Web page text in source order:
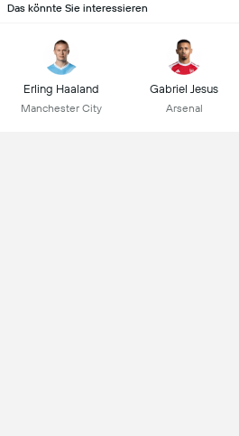
Das könnte Sie interessieren
Erling Haaland
Manchester City
Gabriel Jesus
Arsenal